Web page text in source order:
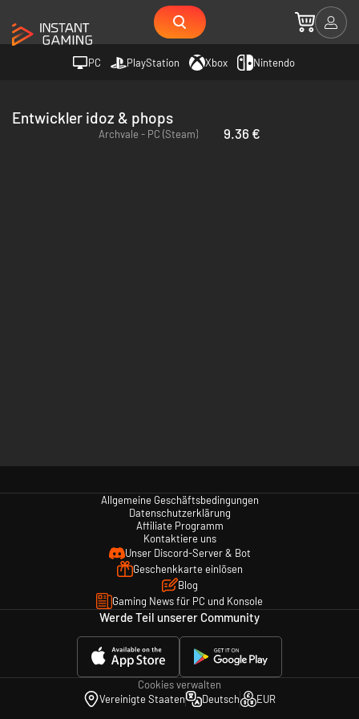
PC PlayStation Xbox Nintendo
Entwickler idoz & phops
Archvale - PC (Steam) 9.36 €
Allgemeine Geschäftsbedingungen
Datenschutzerklärung
Affiliate Programm
Kontaktiere uns
Unser Discord-Server & Bot
Geschenkkarte einlösen
Blog
Gaming News für PC und Konsole
Werde Teil unserer Community
Cookies verwalten
Vereinigte Staaten
Deutsch EUR